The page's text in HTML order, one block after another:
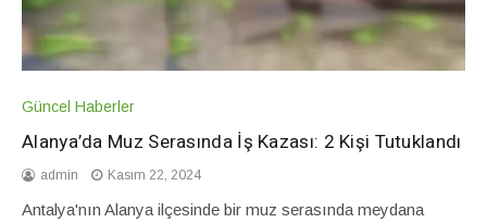
Güncel Haberler
Alanya’da Muz Serasında İş Kazası: 2 Kişi Tutuklandı
admin Kasım 22, 2024
Antalya'nın Alanya ilçesinde bir muz serasında meydana